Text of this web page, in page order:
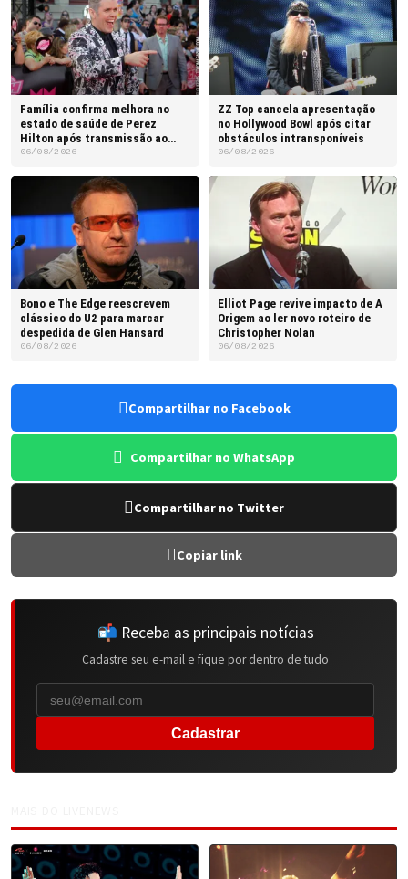
Família confirma melhora no
estado de saúde de Perez
Hilton após transmissão ao
vivo
06/08/2026
ZZ Top cancela apresentação
no Hollywood Bowl após citar
obstáculos intransponíveis
06/08/2026
Bono e The Edge reescrevem
clássico do U2 para marcar
despedida de Glen Hansard
06/08/2026
Elliot Page revive impacto de A
Origem ao ler novo roteiro de
Christopher Nolan
06/08/2026
Compartilhar no Facebook
Compartilhar no WhatsApp
Compartilhar no Twitter
Copiar link
📬 Receba as principais notícias
Cadastre seu e-mail e fique por dentro de tudo
Cadastrar